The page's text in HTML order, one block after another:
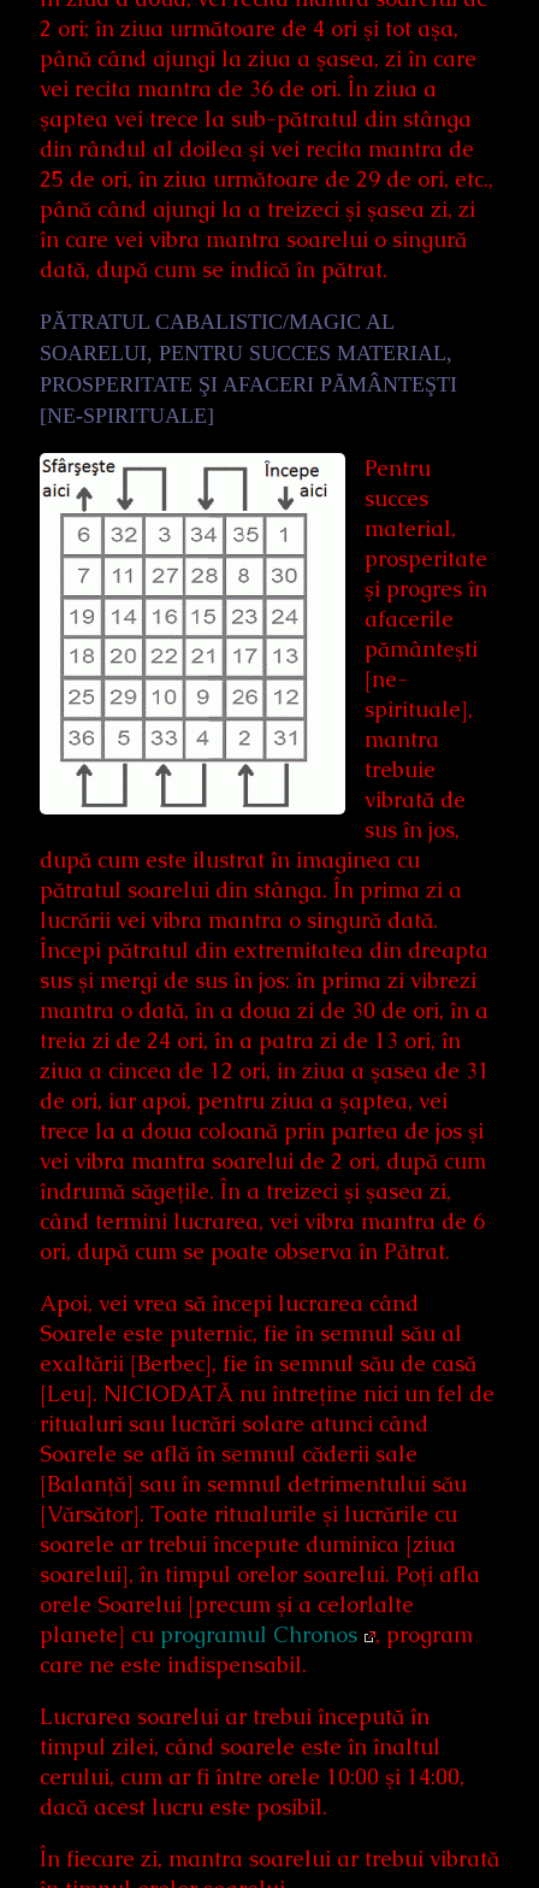
2 ori; în ziua următoare de 4 ori şi tot aşa,
până când ajungi la ziua a şasea, zi în care
vei recita mantra de 36 de ori. În ziua a
şaptea vei trece la sub-pătratul din stânga
din rândul al doilea şi vei recita mantra de
25 de ori, în ziua următoare de 29 de ori, etc.,
până când ajungi la a treizeci şi şasea zi, zi
în care vei vibra mantra soarelui o singură
dată, după cum se indică în pătrat.
PĂTRATUL CABALISTIC/MAGIC AL
SOARELUI, PENTRU SUCCES MATERIAL,
PROSPERITATE ŞI AFACERI PĂMÂNTEŞTI
[NE-SPIRITUALE]
Pentru
succes
material,
prosperitate
şi progres în
afacerile
pământeşti
[ne-
spirituale],
mantra
trebuie
vibrată de
sus în jos,
după cum este ilustrat în imaginea cu
pătratul soarelui din stânga. În prima zi a
lucrării vei vibra mantra o singură dată.
Începi pătratul din extremitatea din dreapta
sus şi mergi de sus în jos: în prima zi vibrezi
mantra o dată, în a doua zi de 30 de ori, în a
treia zi de 24 ori, în a patra zi de 13 ori, în
ziua a cincea de 12 ori, in ziua a şasea de 31
de ori, iar apoi, pentru ziua a şaptea, vei
trece la a doua coloană prin partea de jos şi
vei vibra mantra soarelui de 2 ori, după cum
îndrumă săgeţile. În a treizeci şi şasea zi,
când termini lucrarea, vei vibra mantra de 6
ori, după cum se poate observa în Pătrat.
Apoi, vei vrea să începi lucrarea când
Soarele este puternic, fie în semnul său al
exaltării [Berbec], fie în semnul său de casă
[Leu]. NICIODATĂ nu întreţine nici un fel de
ritualuri sau lucrări solare atunci când
Soarele se află în semnul căderii sale
[Balanţă] sau în semnul detrimentului său
[Vărsător]. Toate ritualurile şi lucrările cu
soarele ar trebui începute duminica [ziua
soarelui], în timpul orelor soarelui. Poţi afla
orele Soarelui [precum şi a celorlalte
planete] cu programul Chronos
, program
care ne este indispensabil.
Lucrarea soarelui ar trebui începută în
timpul zilei, când soarele este în înaltul
cerului, cum ar fi între orele 10:00 şi 14:00,
dacă acest lucru este posibil.
În fiecare zi, mantra soarelui ar trebui vibrată